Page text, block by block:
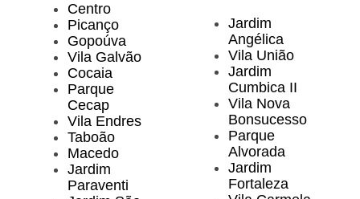
Centro
Picanço
Gopoúva
Vila Galvão
Cocaia
Parque
Cecap
Vila Endres
Taboão
Macedo
Jardim
Paraventi
Jardim
Angélica
Vila União
Jardim
Cumbica II
Vila Nova
Bonsucesso
Parque
Alvorada
Jardim
Fortaleza